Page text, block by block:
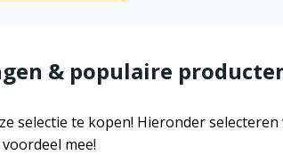
& populaire
te kopen! Hieronder
mee!